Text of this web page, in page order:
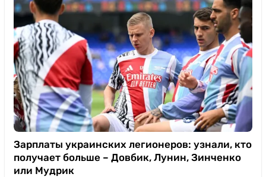
Зарплаты украинских легионеров: узнали, кто
получает больше – Довбик, Лунин, Зинченко
или Мудрик